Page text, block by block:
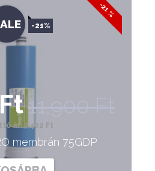
-21 %
-21%
11,900 Ft
ár: 7,402 Ft
membrán 75GDP